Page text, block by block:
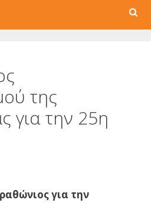
Search
της
για την 25η
για την